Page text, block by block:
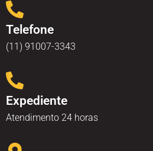
Telefone
(11) 91007-3343
Expediente
Atendimento 24 horas